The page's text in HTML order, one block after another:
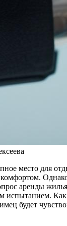
место для
комфортом.
аренды
испытанием.
будет